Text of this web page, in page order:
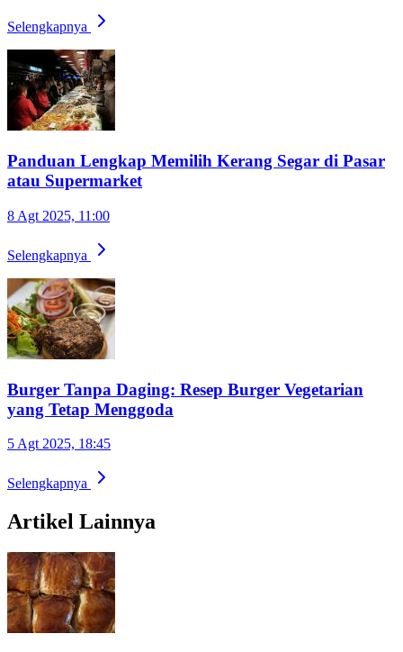
Selengkapnya
Panduan Lengkap Memilih Kerang Segar di Pasar
atau Supermarket
8 Agt 2025, 11:00
Selengkapnya
Burger Tanpa Daging: Resep Burger Vegetarian
yang Tetap Menggoda
5 Agt 2025, 18:45
Selengkapnya
Artikel Lainnya